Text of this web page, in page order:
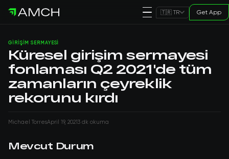
🇹🇷 TR Get App
GIRIŞIM SERMAYESI
Küresel girişim sermayesi
fonlaması Q2 2021'de tüm
zamanların çeyreklik
rekorunu kırdı
Michael TorresApril 19, 20213 dk okuma
Mevcut Durum